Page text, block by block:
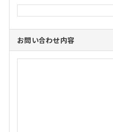
お問い合わせ内容